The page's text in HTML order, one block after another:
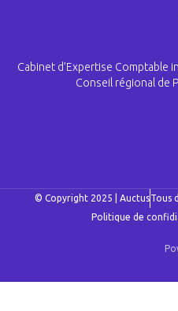
Cabinet d’Expertise Comptable
Conseil régional de
© Copyright 2025 | AuctusTous
Politique de